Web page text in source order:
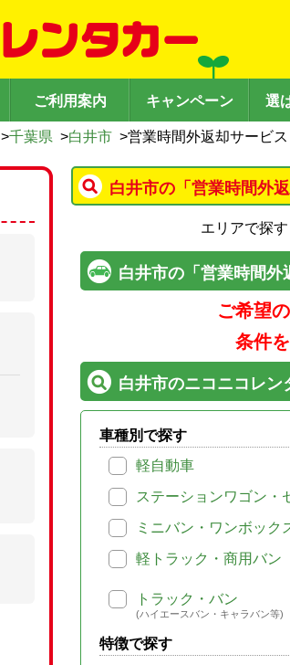
ご利用案内 キャンペーン 選
>千葉県 >白井市 >営業時間外返却サービス
白井市の「営業時間外
エリアで探す
白井市の「営業時間
ご希望
条件
白井市のニコニコレン
車種別で探す
軽自動車
ステーションワゴン・
ミニバン・ワンボック
軽トラック・商用バン
トラック・バン
(ハイエースバン・キャラバン等)
特徴で探す